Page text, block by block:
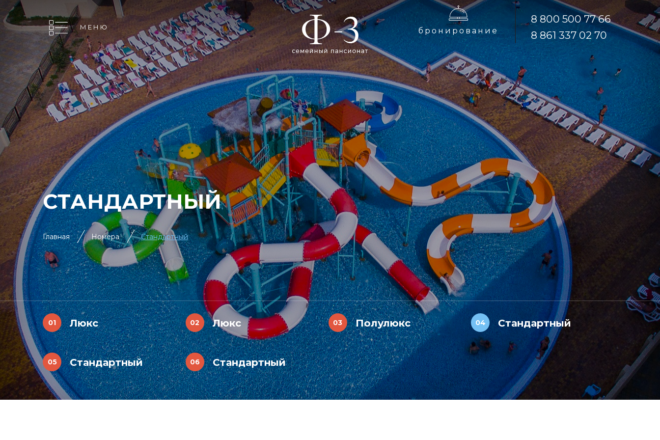
МЕНЮ бронирование
8 800 500 77 66
8 861 337 02 70
СТАНДАРТНЫЙ
Главная Номера Стандартный
Люкс Люкс Полулюкс Стандартный
Стандартный Стандартный